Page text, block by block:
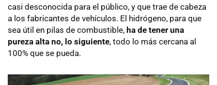
casi desconocida para el público, y que trae de cabeza
a los fabricantes de vehículos. El hidrógeno, para que
sea útil en pilas de combustible, ha de tener una
pureza alta no, lo siguiente, todo lo más cercana al
100% que se pueda.